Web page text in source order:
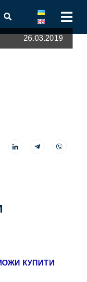
26.03.2019
КУПИТИ